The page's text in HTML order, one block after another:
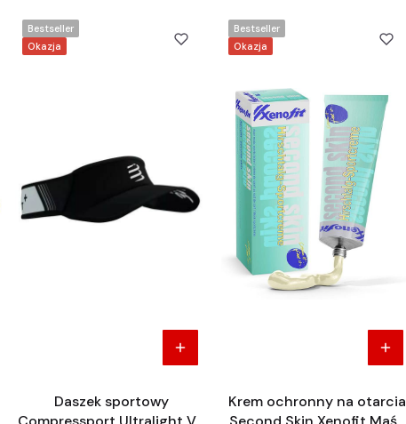
Okazja
Bestseller
Daszek sportowy
Okazja
Bestseller
Krem ochronny na otarcia